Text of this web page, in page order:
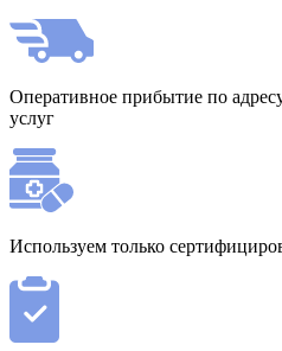
Оперативное прибытие по
услуг
Используем только